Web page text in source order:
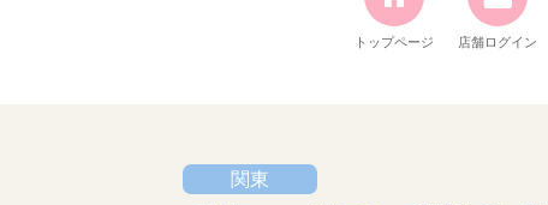
トップページ 店舗ログイン
関東